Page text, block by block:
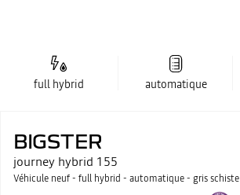
full hybrid automatique
BIGSTER
journey hybrid 155
Véhicule neuf - full hybrid - automatique - gris schiste